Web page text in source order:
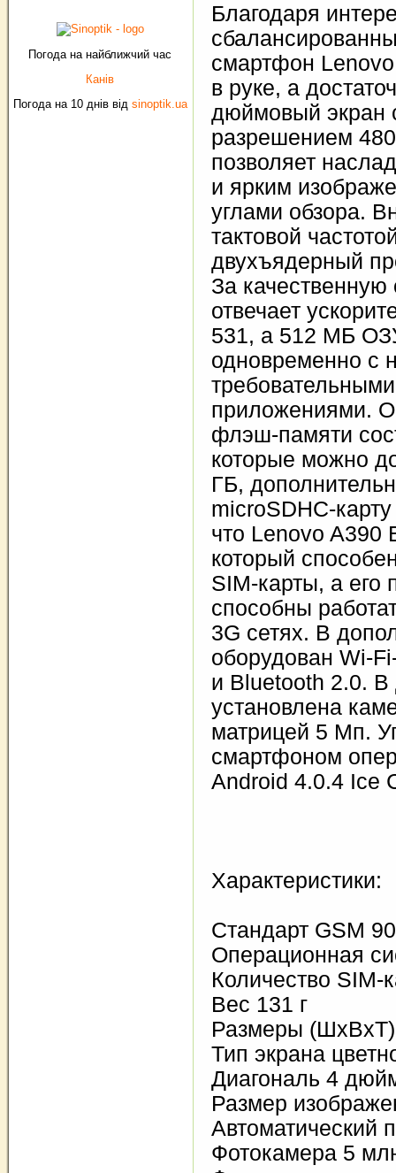
Погода на найближчий час
Канів
Погода на 10 днів від sinoptik.ua
Благодаря
смартфон
в руке, а
дюймовый экран
разрешением
позволяет
и ярким
углами обзора.
тактовой
двухъядерный
За качественную
отвечает
531, а 512 МБ
одновременно с
приложениями.
флэш-памяти
которые можно
ГБ,
microSDHC-
что Lenovo A390
который
SIM-карты, а его
способны
3G сетях. В
оборудован Wi-
и Bluetooth 2.0. В
установлена
матрицей 5 Мп.
смартфоном
Android 4.0.4 Ice
Характеристики:
Стандарт GSM
Операционная
Количество SIM-
Вес 131 г
Размеры
Тип экрана
Диагональ 4
Размер
Автоматический
Фотокамера 5